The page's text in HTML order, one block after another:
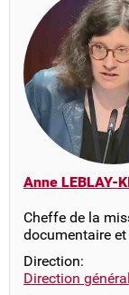
Anne LEBLAY-
Cheffe de la
documentaire
Direction:
Direction